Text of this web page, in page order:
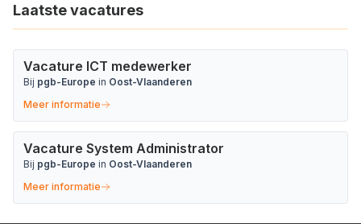
Laatste vacatures
Vacature ICT medewerker
Bij pgb-Europe in Oost-Vlaanderen
Meer informatie
Vacature System Administrator
Bij pgb-Europe in Oost-Vlaanderen
Meer informatie